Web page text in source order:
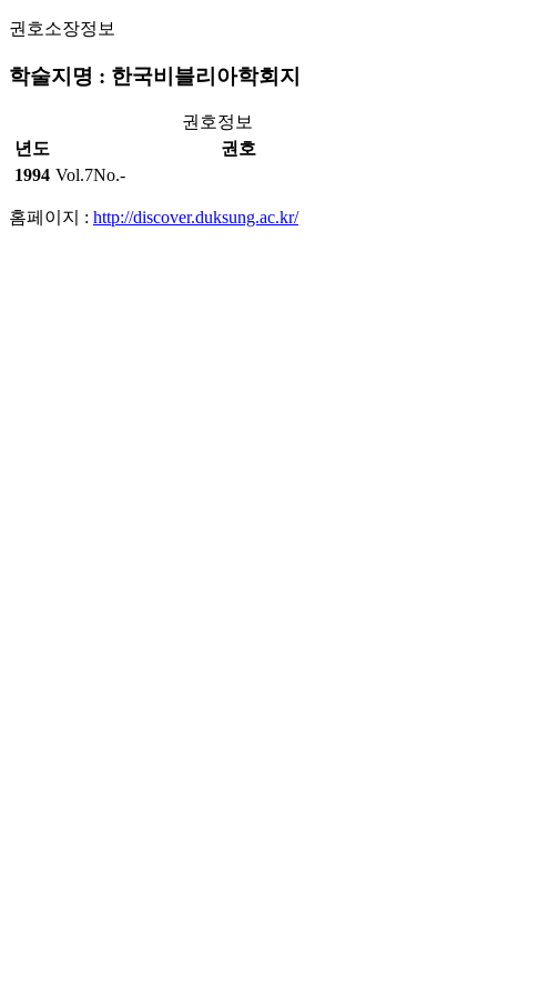
권호소장정보
학술지명 : 한국비블리아학회지
권호정보
년도
권호
1994 Vol.7No.-
홈페이지 : http://discover.duksung.ac.kr/